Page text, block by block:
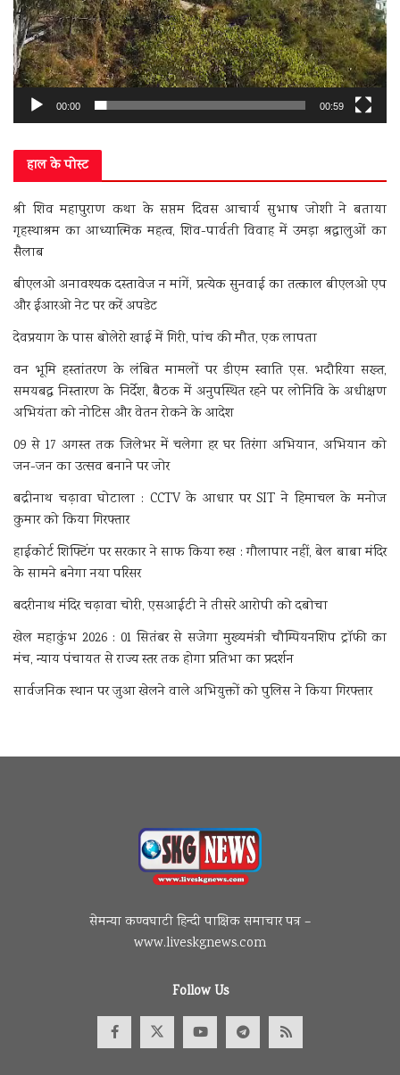
00:00 00:59
हाल के पोस्ट
श्री शिव महापुराण कथा के सप्तम दिवस आचार्य सुभाष जोशी ने बताया
गृहस्थाश्रम का आध्यात्मिक महत्व, शिव-पार्वती विवाह में उमड़ा श्रद्धालुओं का
सैलाब
बीएलओ अनावश्यक दस्तावेज न मांगें, प्रत्येक सुनवाई का तत्काल बीएलओ एप
और ईआरओ नेट पर करें अपडेट
देवप्रयाग के पास बोलेरो खाई में गिरी, पांच की मौत, एक लापता
वन भूमि हस्तांतरण के लंबित मामलों पर डीएम स्वाति एस. भदौरिया सख्त,
समयबद्ध निस्तारण के निर्देश, बैठक में अनुपस्थित रहने पर लोनिवि के अधीक्षण
अभियंता को नोटिस और वेतन रोकने के आदेश
09 से 17 अगस्त तक जिलेभर में चलेगा हर घर तिरंगा अभियान, अभियान को
जन-जन का उत्सव बनाने पर जोर
बद्रीनाथ चढ़ावा घोटाला : CCTV के आधार पर SIT ने हिमाचल के मनोज
कुमार को किया गिरफ्तार
हाईकोर्ट शिफ्टिंग पर सरकार ने साफ किया रुख : गौलापार नहीं, बेल बाबा मंदिर
के सामने बनेगा नया परिसर
बदरीनाथ मंदिर चढ़ावा चोरी, एसआईटी ने तीसरे आरोपी को दबोचा
खेल महाकुंभ 2026 : 01 सितंबर से सजेगा मुख्यमंत्री चौम्पियनशिप ट्रॉफी का
मंच, न्याय पंचायत से राज्य स्तर तक होगा प्रतिभा का प्रदर्शन
सार्वजनिक स्थान पर जुआ खेलने वाले अभियुक्तों को पुलिस ने किया गिरफ्तार
सेमन्या कण्वघाटी हिन्दी पाक्षिक समाचार पत्र –
www.liveskgnews.com
Follow Us